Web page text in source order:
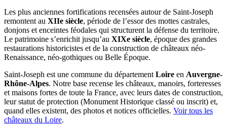
Les plus anciennes fortifications recensées autour de Saint-Joseph
remontent au XIIe siècle, période de l’essor des mottes castrales,
donjons et enceintes féodales qui structurent la défense du territoire.
Le patrimoine s’enrichit jusqu’au XIXe siècle, époque des grandes
restaurations historicistes et de la construction de châteaux néo-
Renaissance, néo-gothiques ou Belle Époque.
Saint-Joseph est une commune du départementLoire en Auvergne-
Rhône-Alpes. Notre base recense les châteaux, manoirs, forteresses
et maisons fortes de toute la France, avec leurs dates de construction,
leur statut de protection (Monument Historique classé ou inscrit) et,
quand elles existent, des photos et notices officielles. Voir tous les
châteaux du Loire.